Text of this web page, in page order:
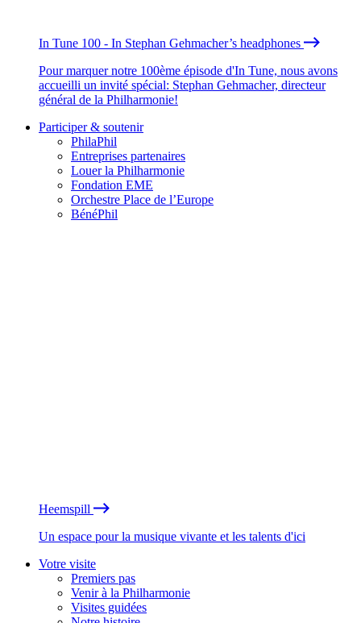
In Tune 100 - In Stephan Gehmacher’s headphones
Pour marquer notre 100ème épisode d'In Tune, nous avons
accueilli un invité spécial: Stephan Gehmacher, directeur
général de la Philharmonie!
Participer & soutenir
PhilaPhil
Entreprises partenaires
Louer la Philharmonie
Fondation EME
Orchestre Place de l’Europe
BénéPhil
Heemspill
Un espace pour la musique vivante et les talents d'ici
Votre visite
Premiers pas
Venir à la Philharmonie
Visites guidées